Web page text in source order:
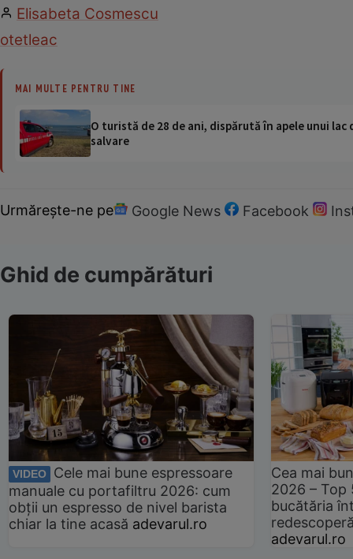
Elisabeta Cosmescu
otetleac
MAI MULTE PENTRU TINE
O turistă de 28 de ani, dispărută în apele unui
salvare
Urmărește-ne pe Google News Facebook
Ghid de cumpărături
VIDEO
Cele mai bune espressoare
manuale cu portafiltru 2026: cum
obții un espresso de nivel barista
chiar la tine acasă adevarul.ro
Cea mai
2026 –
bucătăria
adevarul.ro